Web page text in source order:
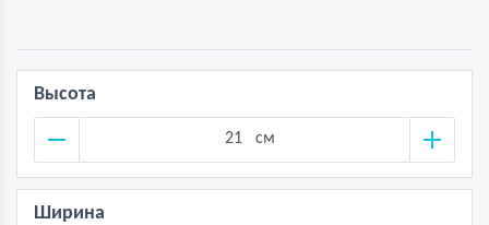
Высота
см
Ширина